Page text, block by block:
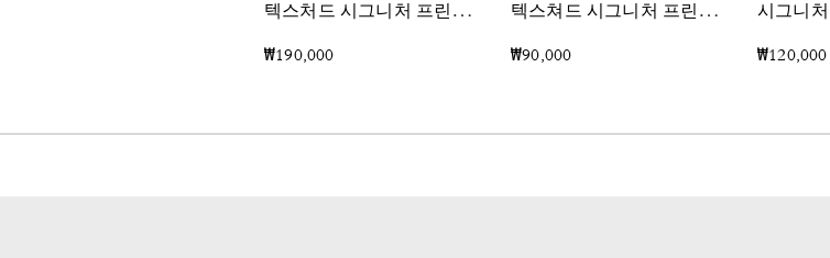
텍
스처드 시그니처 프린트 실크 스퀘어 스카프
₩190,000
텍
스쳐드 시그니처 프린트 실크 스키니 스카프
₩90,000 ₩120,000